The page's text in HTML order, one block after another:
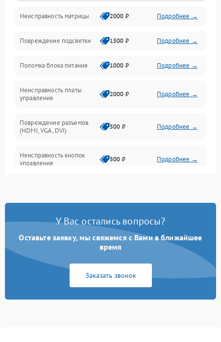
Прочие неисправности
Неисправность звука
Механические повреждения
Неисправность матрицы 2000 ₽ Подробнее →
Повреждение подсветки 1500 ₽ Подробнее →
Поломка блока питания 1000 ₽ Подробнее →
Неисправность платы
управления
2000 ₽ Подробнее →
Повреждение разъемов
(HDMI, VGA, DVI)
500 ₽ Подробнее →
Неисправность кнопок
управления
500 ₽ Подробнее →
питания
Подробнее →
защиты от перегрузок
1000 ₽ Подробнее →
1000 ₽
У Вас остались вопросы?
Оставьте заявку, мы свяжемся с Вами в ближайшее
время
Заказать звонок